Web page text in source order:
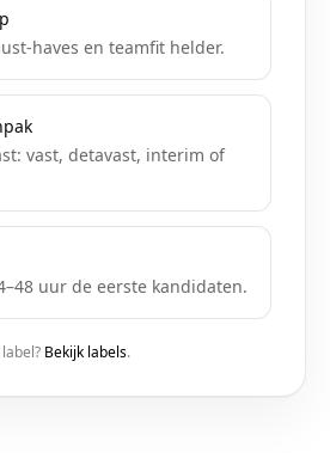
haves en teamfit helder.
vast, detavast, interim of
uur de eerste kandidaten.
Bekijk labels.